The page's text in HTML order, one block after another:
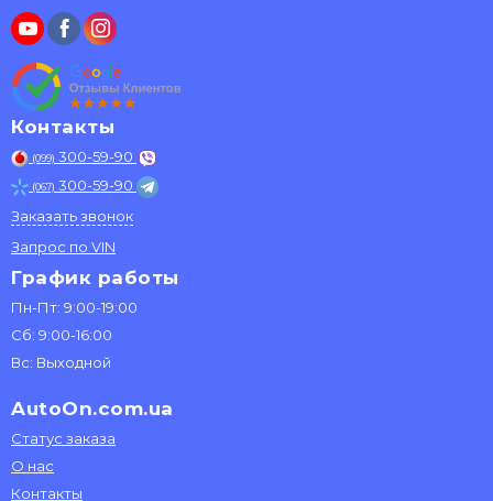
Контакты
(099) 300-59-90
(067) 300-59-90
Заказать звонок
Запрос по VIN
График работы
Пн-Пт: 9:00-19:00
Сб: 9:00-16:00
Вс: Выходной
AutoOn.com.ua
Статус заказа
О нас
Контакты